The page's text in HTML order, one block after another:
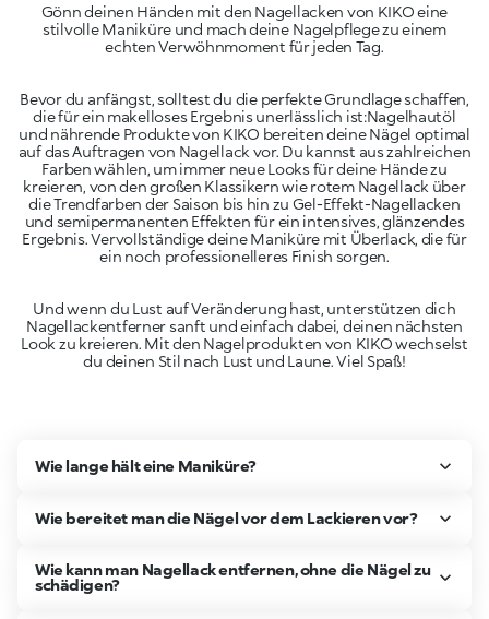
Gönn deinen Händen mit den Nagellacken von KIKO eine
stilvolle Maniküre und mach deine Nagelpflege zu einem
Bevor du anfängst, solltest du die perfekte Grundlage schaffen,
die für ein makelloses Ergebnis unerlässlich ist:Nagelhautöl
und nährende Produkte von KIKO bereiten deine Nägel optimal
auf das Auftragen von Nagellack vor. Du kannst aus zahlreichen
Farben wählen, um immer neue Looks für deine Hände zu
kreieren, von den großen Klassikern wie rotem Nagellack über
die Trendfarben der Saison bis hin zu Gel-Effekt-Nagellacken
und semipermanenten Effekten für ein intensives, glänzendes
Ergebnis. Vervollständige deine Maniküre mit Überlack, die für
Und wenn du Lust auf Veränderung hast, unterstützen dich
Nagellackentferner sanft und einfach dabei, deinen nächsten
Look zu kreieren. Mit den Nagelprodukten von KIKO wechselst
du deinen Stil nach Lust und Laune. Viel Spaß!
Wie lange hält eine Maniküre?
Wie bereitet man die Nägel vor dem Lackieren vor?
Wie kann man Nagellack entfernen, ohne die Nägel zu
schädigen?